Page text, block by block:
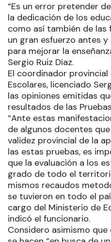
“Es un error pretender
la dedicación de los
como así también de las
un gran esfuerzo antes
para mejorar la
Sergio Ruiz Díaz.
El coordinador
Escolares, licenciado
las opiniones emitidas
resultados de las
“Ante estas
de algunos docentes
validez provincial de la
las estas pruebas, es
que la evaluación a los
grado de todo el
mismos recaudos
se tuvieron en todo el
cargo del Ministerio de
indicó el funcionario.
Considero asimismo